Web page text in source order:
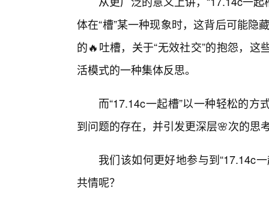
体在“槽”某一种现象时，这背后可能隐
的🔥吐槽，关于“无效社交”的抱怨，
活模式的一种集体反思。
而“17.14c一起槽”以一种轻松的
到问题的存在，并引发更深层🌸次的思
我们该如何更好地参与到“17.14c
共情呢？